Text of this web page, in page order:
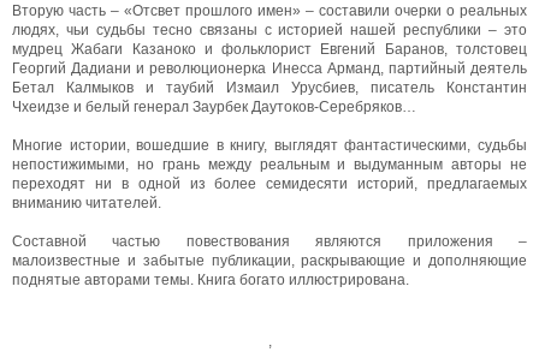
Вторую часть – «Отсвет прошлого имен» – составили очерки о реальных
людях, чьи судьбы тесно связаны с историей нашей республики – это
мудрец Жабаги Казаноко и фольклорист Евгений Баранов, толстовец
Георгий Дадиани и революционерка Инесса Арманд, партийный деятель
Бетал Калмыков и таубий Измаил Урусбиев, писатель Константин
Чхеидзе и белый генерал Заурбек Даутоков-Серебряков…
Многие истории, вошедшие в книгу, выглядят фантастическими, судьбы
непостижимыми, но грань между реальным и выдуманным авторы не
переходят ни в одной из более семидесяти историй, предлагаемых
вниманию читателей.
Составной частью повествования являются приложения –
малоизвестные и забытые публикации, раскрывающие и дополняющие
поднятые авторами темы. Книга богато иллюстрирована.
,